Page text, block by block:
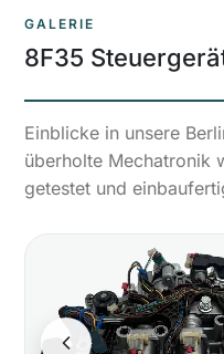
GALERIE
8F35
Einblicke in unsere
überholte Mechatronik
getestet und